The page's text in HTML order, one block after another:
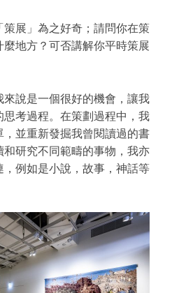
展」為之好奇；請問你在策
地方？可否講解你平時策展
說是一個很好的機會，讓我
考過程。在策劃過程中，我
並重新發掘我曾閱讀過的書
研究不同範疇的事物，我亦
例如是小說，故事，神話等